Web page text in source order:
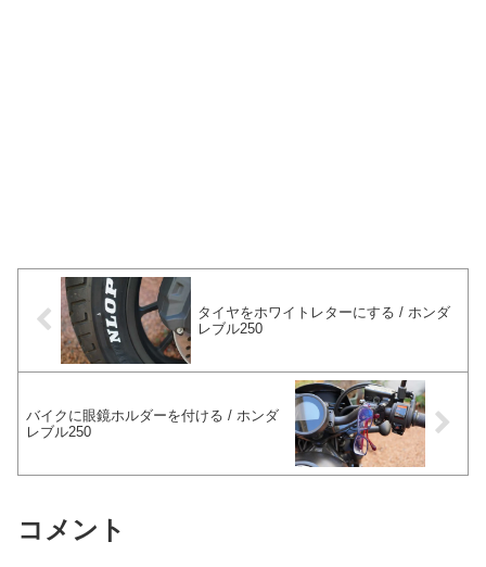
タイヤをホワイトレターにする / ホンダ
レブル250
バイクに眼鏡ホルダーを付ける / ホンダ
レブル250
コメント